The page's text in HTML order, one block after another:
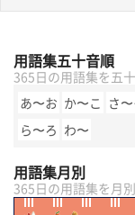
用語集五十音順
365日の用語集を五
あ〜お か〜こ さ
ら〜ろ わ〜
用語集月別
365日の用語集を月